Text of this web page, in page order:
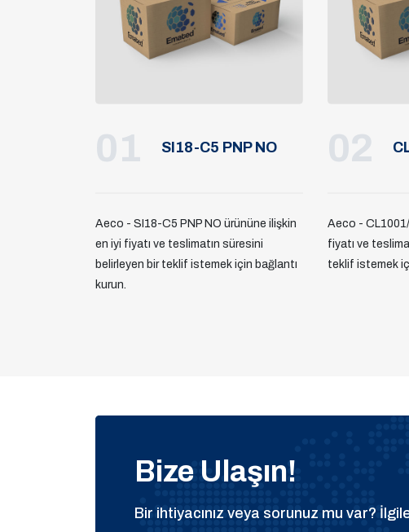
01 SI18-C5 PNP NO
Aeco - SI18-C5 PNP NO ürününe ilişkin
en iyi fiyatı ve teslimatın süresini
belirleyen bir teklif istemek için bağlantı
kurun.
02
Aeco -
fiyatı ve
teklif istemek
Bize Ulaşın!
Bir ihtiyacınız veya sorunuz mu var?